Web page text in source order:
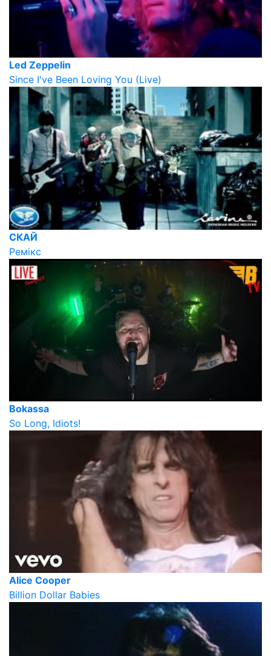
Led Zeppelin
Since I've Been Loving You (Live)
СКАЙ
Ремікс
Bokassa
So Long, Idiots!
Alice Cooper
Billion Dollar Babies